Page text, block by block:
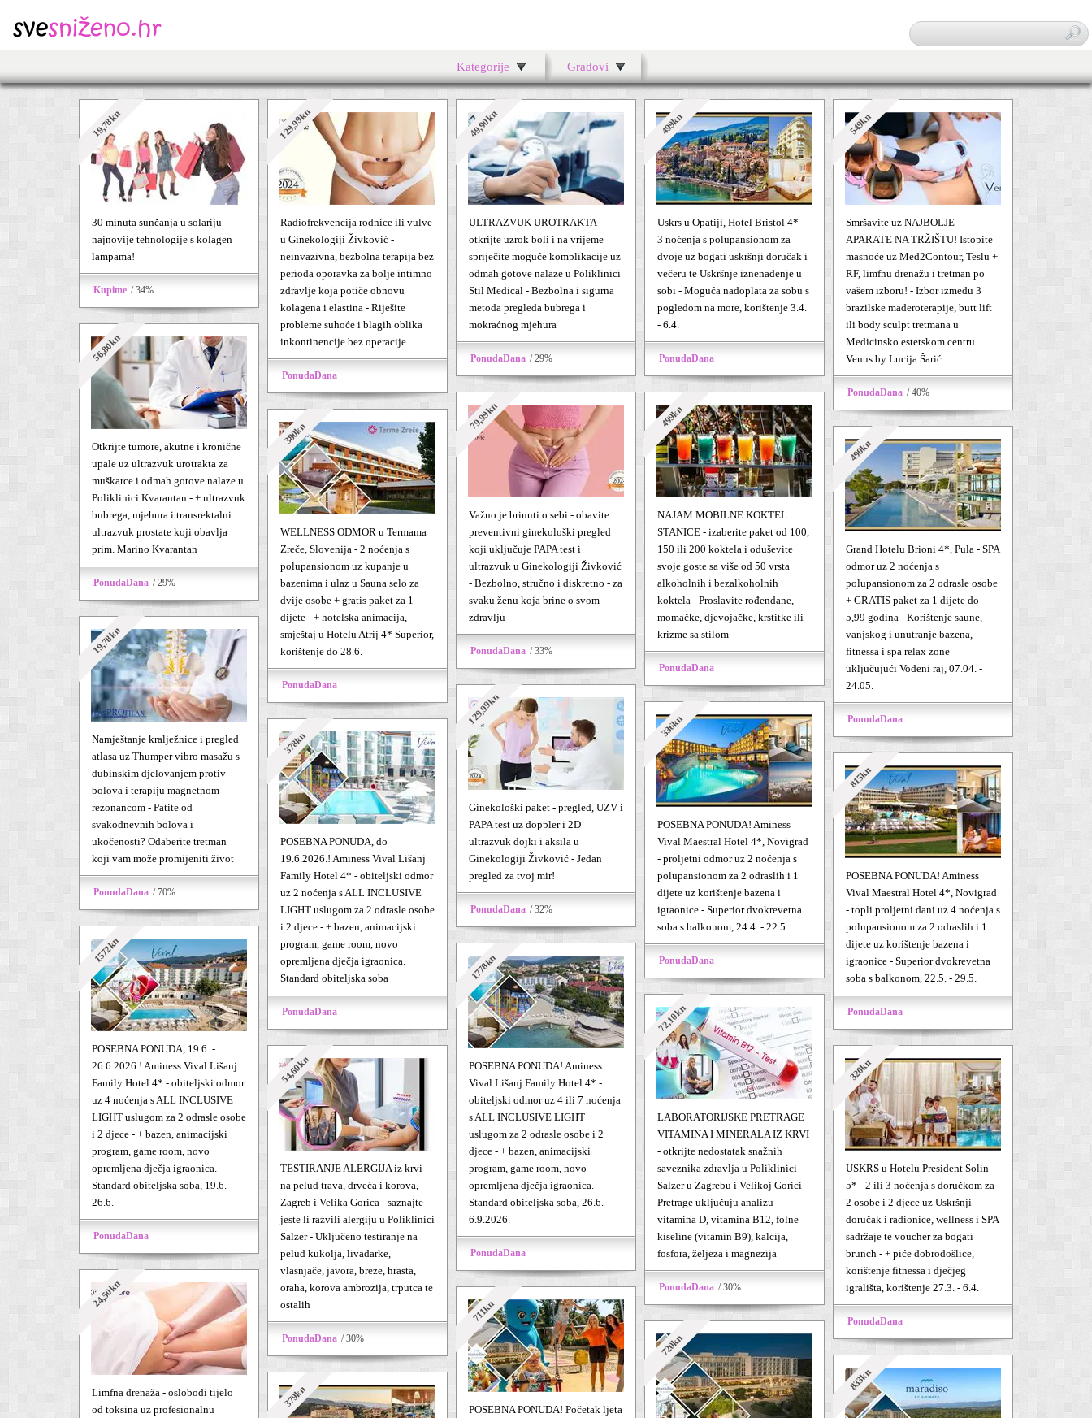
Traži
Kategorije Gradovi
19,78kn
30 minuta sunčanja u solariju
najnovije tehnologije s kolagen
lampama!
Kupime / 34%
129,99kn
Radiofrekvencija rodnice ili vulve
u Ginekologiji Živković -
neinvazivna, bezbolna terapija bez
perioda oporavka za bolje intimno
zdravlje koja potiče obnovu
kolagena i elastina - Riješite
probleme suhoće i blagih oblika
inkontinencije bez operacije
PonudaDana
49,90kn
ULTRAZVUK UROTRAKTA -
otkrijte uzrok boli i na vrijeme
spriječite moguće komplikacije uz
odmah gotove nalaze u Poliklinici
Stil Medical - Bezbolna i sigurna
metoda pregleda bubrega i
mokraćnog mjehura
PonudaDana / 29%
499kn
Uskrs u Opatiji, Hotel Bristol 4* -
3 noćenja s polupansionom za
dvoje uz bogati uskršnji doručak i
večeru te Uskršnje iznenađenje u
sobi - Moguća nadoplata za sobu s
pogledom na more, korištenje 3.4.
- 6.4.
PonudaDana
549kn
Smršavite uz NAJBOLJE
APARATE NA TRŽIŠTU! Istopite
masnoće uz Med2Contour, Teslu +
RF, limfnu drenažu i tretman po
vašem izboru! - Izbor između 3
brazilske maderoterapije, butt lift
ili body sculpt tretmana u
Medicinsko estetskom centru
Venus by Lucija Šarić
PonudaDana / 40%
56,80kn
Otkrijte tumore, akutne i kronične
upale uz ultrazvuk urotrakta za
muškarce i odmah gotove nalaze u
Poliklinici Kvarantan - + ultrazvuk
bubrega, mjehura i transrektalni
ultrazvuk prostate koji obavlja
prim. Marino Kvarantan
PonudaDana / 29%
79,99kn
Važno je brinuti o sebi - obavite
preventivni ginekološki pregled
koji uključuje PAPA test i
ultrazvuk u Ginekologiji Živković
- Bezbolno, stručno i diskretno - za
svaku ženu koja brine o svom
zdravlju
PonudaDana / 33%
499kn
NAJAM MOBILNE KOKTEL
STANICE - izaberite paket od 100,
150 ili 200 koktela i oduševite
svoje goste sa više od 50 vrsta
alkoholnih i bezalkoholnih
koktela - Proslavite rođendane,
momačke, djevojačke, krstitke ili
krizme sa stilom
PonudaDana
380kn
WELLNESS ODMOR u Termama
Zreče, Slovenija - 2 noćenja s
polupansionom uz kupanje u
bazenima i ulaz u Sauna selo za
dvije osobe + gratis paket za 1
dijete - + hotelska animacija,
smještaj u Hotelu Atrij 4* Superior,
korištenje do 28.6.
PonudaDana
490kn
Grand Hotelu Brioni 4*, Pula - SPA
odmor uz 2 noćenja s
polupansionom za 2 odrasle osobe
+ GRATIS paket za 1 dijete do
5,99 godina - Korištenje saune,
vanjskog i unutranje bazena,
fitnessa i spa relax zone
uključujući Vodeni raj, 07.04. -
24.05.
PonudaDana
19,78kn
Namještanje kralježnice i pregled
atlasa uz Thumper vibro masažu s
dubinskim djelovanjem protiv
bolova i terapiju magnetnom
rezonancom - Patite od
svakodnevnih bolova i
ukočenosti? Odaberite tretman
koji vam može promijeniti život
PonudaDana / 70%
129,99kn
Ginekološki paket - pregled, UZV i
PAPA test uz doppler i 2D
ultrazvuk dojki i aksila u
Ginekologiji Živković - Jedan
pregled za tvoj mir!
PonudaDana / 32%
336kn
POSEBNA PONUDA! Aminess
Vival Maestral Hotel 4*, Novigrad
- proljetni odmor uz 2 noćenja s
polupansionom za 2 odraslih i 1
dijete uz korištenje bazena i
igraonice - Superior dvokrevetna
soba s balkonom, 24.4. - 22.5.
PonudaDana
378kn
POSEBNA PONUDA, do
19.6.2026.! Aminess Vival Lišanj
Family Hotel 4* - obiteljski odmor
uz 2 noćenja s ALL INCLUSIVE
LIGHT uslugom za 2 odrasle osobe
i 2 djece - + bazen, animacijski
program, game room, novo
opremljena dječja igraonica.
Standard obiteljska soba
PonudaDana
815kn
POSEBNA PONUDA! Aminess
Vival Maestral Hotel 4*, Novigrad
- topli proljetni dani uz 4 noćenja s
polupansionom za 2 odraslih i 1
dijete uz korištenje bazena i
igraonice - Superior dvokrevetna
soba s balkonom, 22.5. - 29.5.
PonudaDana
1572kn
POSEBNA PONUDA, 19.6. -
26.6.2026.! Aminess Vival Lišanj
Family Hotel 4* - obiteljski odmor
uz 4 noćenja s ALL INCLUSIVE
LIGHT uslugom za 2 odrasle osobe
i 2 djece - + bazen, animacijski
program, game room, novo
opremljena dječja igraonica.
Standard obiteljska soba, 19.6. -
26.6.
PonudaDana
1778kn
POSEBNA PONUDA! Aminess
Vival Lišanj Family Hotel 4* -
obiteljski odmor uz 4 ili 7 noćenja
s ALL INCLUSIVE LIGHT
uslugom za 2 odrasle osobe i 2
djece - + bazen, animacijski
program, game room, novo
opremljena dječja igraonica.
Standard obiteljska soba, 26.6. -
6.9.2026.
PonudaDana
72,10kn
LABORATORIJSKE PRETRAGE
VITAMINA I MINERALA IZ KRVI
- otkrijte nedostatak snažnih
saveznika zdravlja u Poliklinici
Salzer u Zagrebu i Velikoj Gorici -
Pretrage uključuju analizu
vitamina D, vitamina B12, folne
kiseline (vitamin B9), kalcija,
fosfora, željeza i magnezija
PonudaDana / 30%
54,60kn
TESTIRANJE ALERGIJA iz krvi
na pelud trava, drveća i korova,
Zagreb i Velika Gorica - saznajte
jeste li razvili alergiju u Poliklinici
Salzer - Uključeno testiranje na
pelud kukolja, livadarke,
vlasnjače, javora, breze, hrasta,
oraha, korova ambrozija, trputca te
ostalih
PonudaDana / 30%
320kn
USKRS u Hotelu President Solin
5* - 2 ili 3 noćenja s doručkom za
2 osobe i 2 djece uz Uskršnji
doručak i radionice, wellness i SPA
sadržaje te voucher za bogati
brunch - + piće dobrodošlice,
korištenje fitnessa i dječjeg
igrališta, korištenje 27.3. - 6.4.
PonudaDana
24,50kn
Limfna drenaža - oslobodi tijelo
od toksina uz profesionalnu
711kn
POSEBNA PONUDA! Početak ljeta
720kn
833kn
379kn